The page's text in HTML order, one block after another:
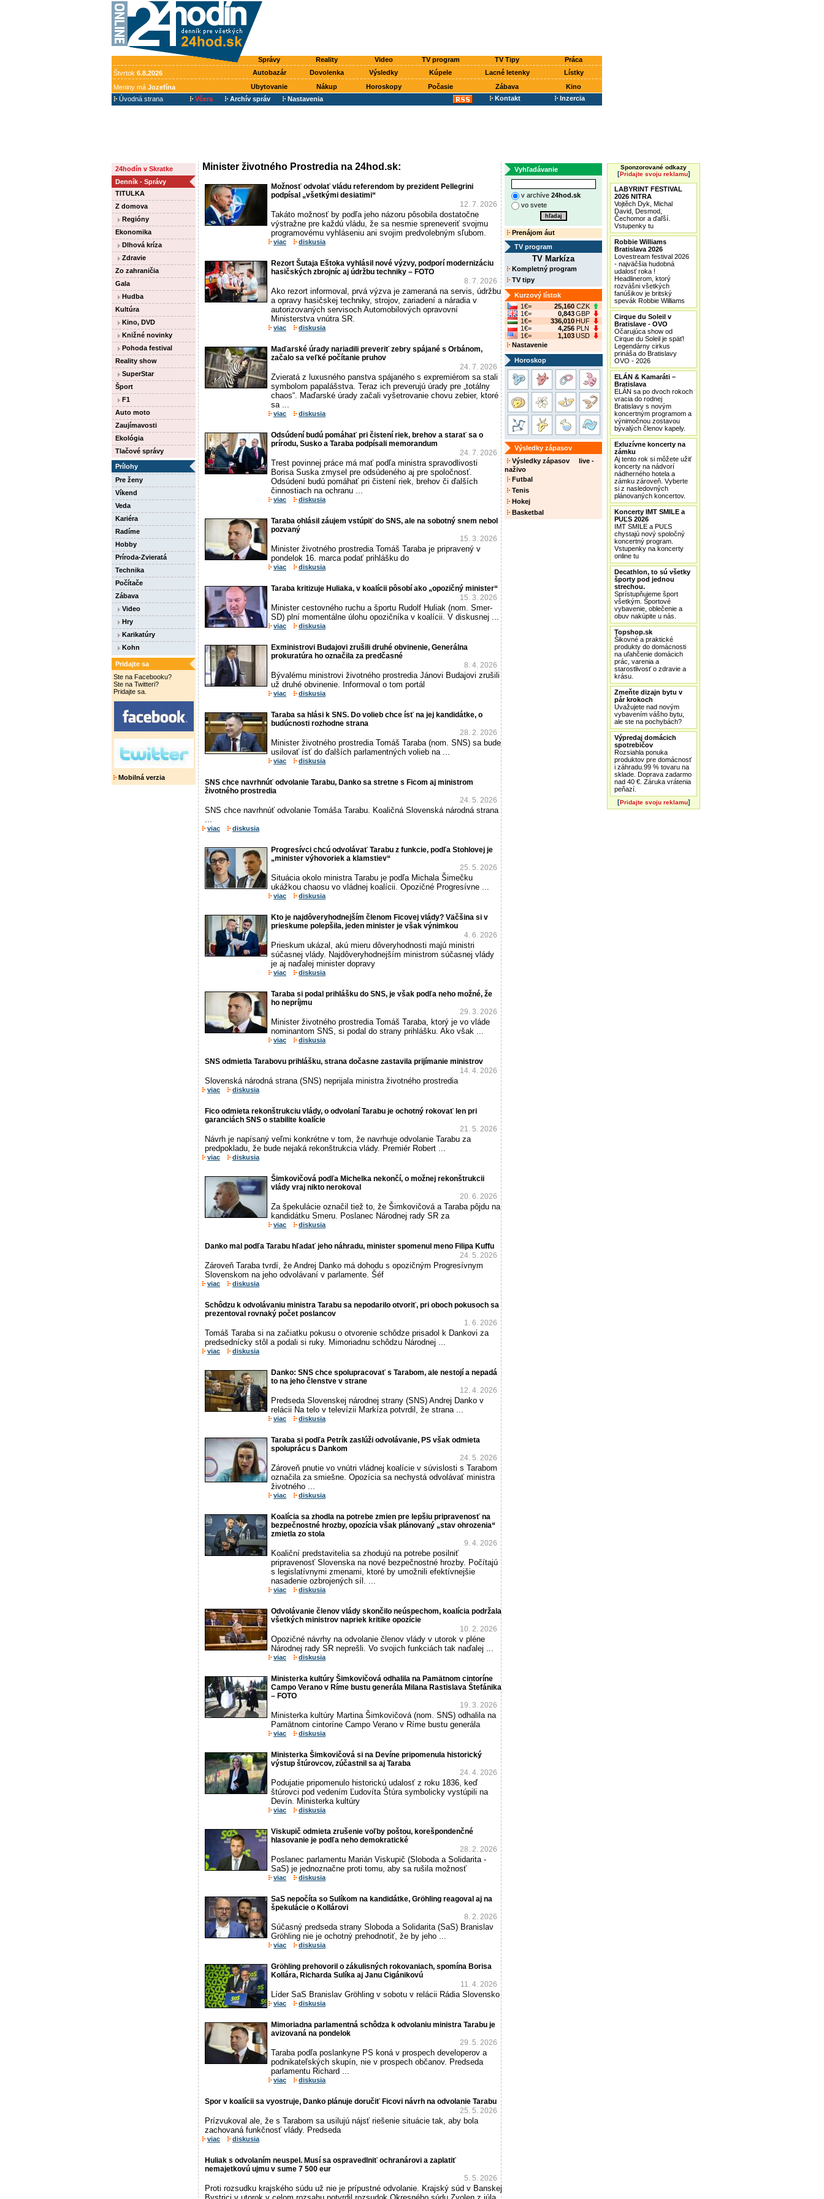
Správy Reality Video TV program TV Tipy
Práca
Štvrtok 6.8.2026 Autobazár Dovolenka Výsledky Kúpele Lacné letenky
Lístky
Meniny má Jozefína Ubytovanie Nákup Horoskopy Počasie Zábava
Kino
Úvodná strana
Včera Archív správ Nastavenia Kontakt Inzercia
24hodín v Skratke
Denník - Správy
TITULKA
Z domova
Regióny
Ekonomika
Dlhová kríza
Zdravie
Zo zahraničia
Gala
Hudba
Kultúra
Kino, DVD
Knižné novinky
Pohoda festival
Reality show
SuperStar
Šport
F1
Auto moto
Zaujímavosti
Ekológia
Tlačové správy
Prílohy
Pre ženy
Víkend
Veda
Kariéra
Radíme
Hobby
Príroda-Zvieratá
Technika
Počítače
Zábava
Video
Hry
Karikatúry
Kohn
Pridajte sa
Ste na Facebooku?
Ste na Twitteri?
Pridajte sa.
Mobilná verzia
Minister životného Prostredia na 24hod.sk:
Možnosť odvolať vládu referendom by prezident Pellegrini
podpísal „všetkými desiatimi“
12. 7. 2026
Takáto možnosť by podľa jeho názoru pôsobila dostatočne
výstražne pre každú vládu, že sa nesmie spreneveriť svojmu
programovému vyhláseniu ani svojim predvolebným sľubom.
viac diskusia
Rezort Šutaja Eštoka vyhlásil nové výzvy, podporí modernizáciu
hasičských zbrojníc aj údržbu techniky – FOTO
8. 7. 2026
Ako rezort informoval, prvá výzva je zameraná na servis, údržbu
a opravy hasičskej techniky, strojov, zariadení a náradia v
autorizovaných servisoch Automobilových opravovní
Ministerstva vnútra SR.
viac diskusia
Maďarské úrady nariadili preveriť zebry spájané s Orbánom,
začalo sa veľké počítanie pruhov
24. 7. 2026
Zvieratá z luxusného panstva spájaného s expremiérom sa stali
symbolom papalášstva. Teraz ich preverujú úrady pre „totálny
chaos“. Maďarské úrady začali vyšetrovanie chovu zebier, ktoré
sa ...
viac diskusia
Odsúdení budú pomáhať pri čistení riek, brehov a starať sa o
prírodu, Susko a Taraba podpísali memorandum
24. 7. 2026
Trest povinnej práce má mať podľa ministra spravodlivosti
Borisa Suska zmysel pre odsúdeného aj pre spoločnosť.
Odsúdení budú pomáhať pri čistení riek, brehov či ďalších
činnostiach na ochranu ...
viac diskusia
Taraba ohlásil záujem vstúpiť do SNS, ale na sobotný snem nebol
pozvaný
15. 3. 2026
Minister životného prostredia Tomáš Taraba je pripravený v
pondelok 16. marca podať prihlášku do
viac diskusia
Taraba kritizuje Huliaka, v koalícii pôsobí ako „opozičný minister“
15. 3. 2026
Minister cestovného ruchu a športu Rudolf Huliak (nom. Smer-
SD) plní momentálne úlohu opozičníka v koalícii. V diskusnej ...
viac diskusia
Exministrovi Budajovi zrušili druhé obvinenie, Generálna
prokuratúra ho označila za predčasné
8. 4. 2026
Bývalému ministrovi životného prostredia Jánovi Budajovi zrušili
už druhé obvinenie. Informoval o tom portál
viac diskusia
Taraba sa hlási k SNS. Do volieb chce ísť na jej kandidátke, o
budúcnosti rozhodne strana
28. 2. 2026
Minister životného prostredia Tomáš Taraba (nom. SNS) sa bude
usilovať ísť do ďalších parlamentných volieb na ...
viac diskusia
SNS chce navrhnúť odvolanie Tarabu, Danko sa stretne s Ficom aj ministrom
životného prostredia
24. 5. 2026
SNS chce navrhnúť odvolanie Tomáša Tarabu. Koaličná Slovenská národná strana
...
viac diskusia
Progresívci chcú odvolávať Tarabu z funkcie, podľa Stohlovej je
„minister výhovoriek a klamstiev“
25. 5. 2026
Situácia okolo ministra Tarabu je podľa Michala Šimečku
ukážkou chaosu vo vládnej koalícii. Opozičné Progresívne ...
viac diskusia
Kto je najdôveryhodnejším členom Ficovej vlády? Väčšina si v
prieskume polepšila, jeden minister je však výnimkou
4. 6. 2026
Prieskum ukázal, akú mieru dôveryhodnosti majú ministri
súčasnej vlády. Najdôveryhodnejším ministrom súčasnej vlády
je aj naďalej minister dopravy
viac diskusia
Taraba si podal prihlášku do SNS, je však podľa neho možné, že
ho nepríjmu
29. 3. 2026
Minister životného prostredia Tomáš Taraba, ktorý je vo vláde
nominantom SNS, si podal do strany prihlášku. Ako však ...
viac diskusia
SNS odmietla Tarabovu prihlášku, strana dočasne zastavila prijímanie ministrov
14. 4. 2026
Slovenská národná strana (SNS) neprijala ministra životného prostredia
viac diskusia
Fico odmieta rekonštrukciu vlády, o odvolaní Tarabu je ochotný rokovať len pri
garanciách SNS o stabilite koalície
21. 5. 2026
Návrh je napísaný veľmi konkrétne v tom, že navrhuje odvolanie Tarabu za
predpokladu, že bude nejaká rekonštrukcia vlády. Premiér Robert ...
viac diskusia
Šimkovičová podľa Michelka nekončí, o možnej rekonštrukcii
vlády vraj nikto nerokoval
20. 6. 2026
Za špekulácie označil tiež to, že Šimkovičová a Taraba pôjdu na
kandidátku Smeru. Poslanec Národnej rady SR za
viac diskusia
Danko mal podľa Tarabu hľadať jeho náhradu, minister spomenul meno Filipa Kuffu
24. 5. 2026
Zároveň Taraba tvrdí, že Andrej Danko má dohodu s opozičným Progresívnym
Slovenskom na jeho odvolávaní v parlamente. Šéf
viac diskusia
Schôdzu k odvolávaniu ministra Tarabu sa nepodarilo otvoriť, pri oboch pokusoch sa
prezentoval rovnaký počet poslancov
1. 6. 2026
Tomáš Taraba si na začiatku pokusu o otvorenie schôdze prisadol k Dankovi za
predsednícky stôl a podali si ruky. Mimoriadnu schôdzu Národnej ...
viac diskusia
Danko: SNS chce spolupracovať s Tarabom, ale nestojí a nepadá
to na jeho členstve v strane
12. 4. 2026
Predseda Slovenskej národnej strany (SNS) Andrej Danko v
relácii Na telo v televízii Markíza potvrdil, že strana ...
viac diskusia
Taraba si podľa Petrík zaslúži odvolávanie, PS však odmieta
spoluprácu s Dankom
24. 5. 2026
Zároveň pnutie vo vnútri vládnej koalície v súvislosti s Tarabom
označila za smiešne. Opozícia sa nechystá odvolávať ministra
životného ...
viac diskusia
Koalícia sa zhodla na potrebe zmien pre lepšiu pripravenosť na
bezpečnostné hrozby, opozícia však plánovaný „stav ohrozenia“
zmietla zo stola
9. 4. 2026
Koaliční predstavitelia sa zhodujú na potrebe posilniť
pripravenosť Slovenska na nové bezpečnostné hrozby. Počítajú
s legislatívnymi zmenami, ktoré by umožnili efektívnejšie
nasadenie ozbrojených síl. ...
viac diskusia
Odvolávanie členov vlády skončilo neúspechom, koalícia podržala
všetkých ministrov napriek kritike opozície
10. 2. 2026
Opozičné návrhy na odvolanie členov vlády v utorok v pléne
Národnej rady SR neprešli. Vo svojich funkciách tak naďalej ...
viac diskusia
Ministerka kultúry Šimkovičová odhalila na Pamätnom cintoríne
Campo Verano v Ríme bustu generála Milana Rastislava Štefánika
– FOTO
19. 3. 2026
Ministerka kultúry Martina Šimkovičová (nom. SNS) odhalila na
Pamätnom cintoríne Campo Verano v Ríme bustu generála
viac diskusia
Ministerka Šimkovičová si na Devíne pripomenula historický
výstup štúrovcov, zúčastnil sa aj Taraba
24. 4. 2026
Podujatie pripomenulo historickú udalosť z roku 1836, keď
štúrovci pod vedením Ľudovíta Štúra symbolicky vystúpili na
Devín. Ministerka kultúry
viac diskusia
Viskupič odmieta zrušenie voľby poštou, korešpondenčné
hlasovanie je podľa neho demokratické
28. 2. 2026
Poslanec parlamentu Marián Viskupič (Sloboda a Solidarita -
SaS) je jednoznačne proti tomu, aby sa rušila možnosť
viac diskusia
SaS nepočíta so Sulíkom na kandidátke, Gröhling reagoval aj na
špekulácie o Kollárovi
8. 2. 2026
Súčasný predseda strany Sloboda a Solidarita (SaS) Branislav
Gröhling nie je ochotný prehodnotiť, že by jeho ...
viac diskusia
Gröhling prehovoril o zákulisných rokovaniach, spomína Borisa
Kollára, Richarda Sulíka aj Janu Cigánikovú
11. 4. 2026
Líder SaS Branislav Gröhling v sobotu v relácii Rádia Slovensko
viac diskusia
Mimoriadna parlamentná schôdza k odvolaniu ministra Tarabu je
avizovaná na pondelok
29. 5. 2026
Taraba podľa poslankyne PS koná v prospech developerov a
podnikateľských skupín, nie v prospech občanov. Predseda
parlamentu Richard ...
viac diskusia
Spor v koalícii sa vyostruje, Danko plánuje doručiť Ficovi návrh na odvolanie Tarabu
25. 5. 2026
Prízvukoval ale, že s Tarabom sa usilujú nájsť riešenie situácie tak, aby bola
zachovaná funkčnosť vlády. Predseda
viac diskusia
Huliak s odvolaním neuspel. Musí sa ospravedlniť ochranárovi a zaplatiť
nemajetkovú ujmu v sume 7 500 eur
5. 5. 2026
Proti rozsudku krajského súdu už nie je prípustné odvolanie. Krajský súd v Banskej
Vyhľadávanie
v archíve 24hod.sk
vo svete
Prenájom áut
TV program
TV Markíza
Kompletný program
TV tipy
Kurzový lístok
1€=
25,160 CZK
1€=
0,843GBP
1€=
336,010HUF
1€=
4,256 PLN
1€=
1,103USD
Nastavenie
Horoskop
Výsledky zápasov
Výsledky zápasov live -
naživo
Futbal
Tenis
Hokej
Basketbal
Sponzorované odkazy
[Pridajte svoju reklamu]
LABYRINT FESTIVAL
2026 NITRA
Vojtěch Dyk, Michal
David, Desmod,
Čechomor a ďaľší.
Vstupenky tu
Robbie Williams
Bratislava 2026
Lovestream festival 2026
- najväčšia hudobná
udalosť roka !
Headlinerom, ktorý
rozvášni všetkých
fanúšikov je britský
spevák Robbie Williams
Cirque du Soleil v
Bratislave - OVO
Očarujúca show od
Cirque du Soleil je späť!
Legendárny cirkus
prináša do Bratislavy
OVO - 2026
ELÁN & Kamaráti –
Bratislava
ELÁN sa po dvoch rokoch
vracia do rodnej
Bratislavy s novým
koncertným programom a
výnimočnou zostavou
bývalých členov kapely.
Exluzívne koncerty na
zámku
Aj tento rok si môžete užiť
koncerty na nádvorí
nádherného hotela a
zámku zároveň. Vyberte
si z nasledovných
plánovaných koncertov.
Koncerty IMT SMILE a
PUĽS 2026
IMT SMILE a PUĽS
chystajú nový spoločný
koncertný program.
Vstupenky na koncerty
online tu
Decathlon, to sú všetky
športy pod jednou
strechou.
Sprístupňujeme šport
všetkým. Športové
vybavenie, oblečenie a
obuv nakúpite u nás.
Topshop.sk
Šikovné a praktické
produkty do domácnosti
na uľahčenie domácich
prác, varenia a
starostlivosť o zdravie a
krásu.
Zmeňte dizajn bytu v
pár krokoch
Uvažujete nad novým
vybavením vášho bytu,
ale ste na pochybách?
Výpredaj domácich
spotrebičov
Rozsiahla ponuka
produktov pre domácnosť
i záhradu.99 % tovaru na
sklade. Doprava zadarmo
nad 40 €. Záruka vrátenia
peňazí.
[Pridajte svoju reklamu]